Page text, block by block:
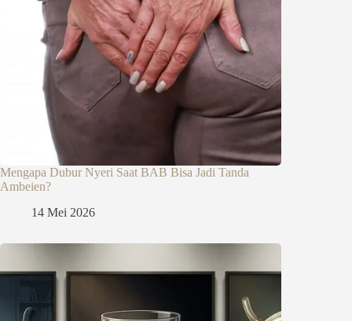
Mengapa Dubur Nyeri Saat BAB Bisa Jadi Tanda
Ambeien?
14 Mei 2026